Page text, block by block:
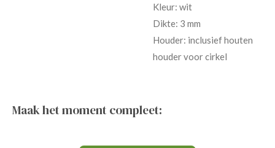
Kleur: wit
Dikte: 3 mm
Houder: inclusief houten
houder voor cirkel
Maak het moment compleet: